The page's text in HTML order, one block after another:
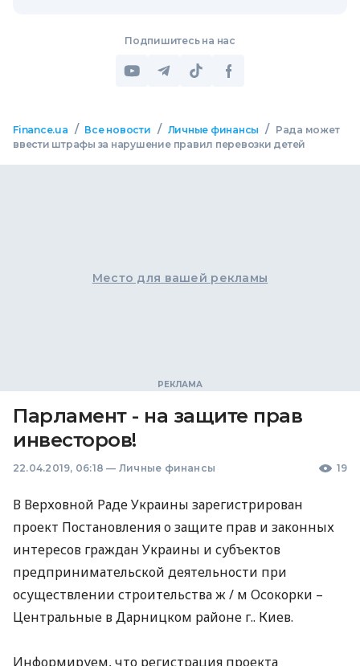
Подпишитесь на нас
Finance.ua / Все новости / Личные финансы /
Рада может
ввести штрафы за нарушение правил перевозки детей
Место для вашей рекламы
Парламент - на защите прав
инвесторов!
22.04.2019, 06:18 — Личные финансы 19
В Верховной Раде Украины зарегистрирован
проект Постановления о защите прав и законных
интересов граждан Украины и субъектов
предпринимательской деятельности при
осуществлении строительства ж / м Осокорки –
Центральные в Дарницком районе г.. Киев.
Информируем, что регистрация проекта